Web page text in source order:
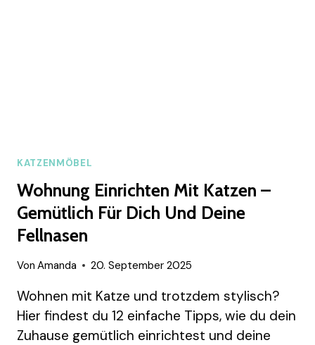
KATZENMÖBEL
Wohnung Einrichten Mit Katzen –
Gemütlich Für Dich Und Deine
Fellnasen
Von Amanda 20. September 2025
Wohnen mit Katze und trotzdem stylisch?
Hier findest du 12 einfache Tipps, wie du dein
Zuhause gemütlich einrichtest und deine